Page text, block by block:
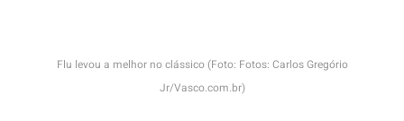
Flu levou a melhor no clássico (Foto: Fotos: Carlos Gregório
Jr/Vasco.com.br)